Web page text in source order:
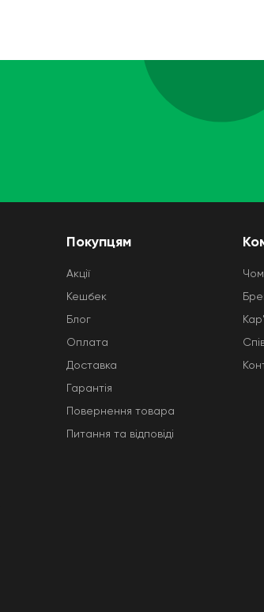
Покупцям
Акції
Кешбек
Блог
Оплата
Доставка
Гарантія
Повернення товара
Питання та відповіді